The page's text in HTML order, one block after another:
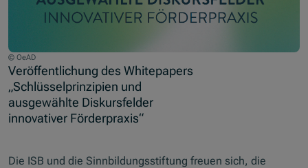
© OeAD
Veröffentlichung des Whitepapers
„Schlüsselprinzipien und
ausgewählte Diskursfelder
innovativer Förderpraxis“
Die ISB und die Sinnbildungsstiftung freuen sich, die